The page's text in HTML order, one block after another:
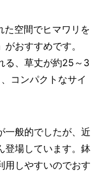
た空間でヒマワリを
おすすめです。
る、草丈が約25～3
コンパクトなサイ
一般的でしたが、近
登場しています。鉢
用しやすいのでおす